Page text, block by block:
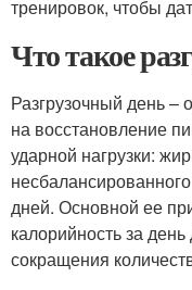
тренировок, чтобы
Что такое
Разгрузочный день –
на восстановление
ударной нагрузки:
дней. Основной ее
калорийность за
сокращения